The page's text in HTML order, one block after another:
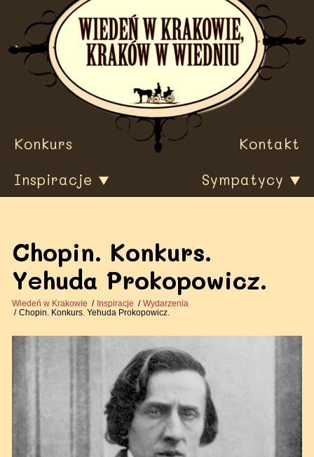
treści
Konkurs
Inspiracje
Sympatycy
Kontakt
Chopin. Konkurs.
Yehuda Prokopowicz.
Wiedeń w Krakowie Inspiracje
Wydarzenia
Chopin. Konkurs. Yehuda Prokopowicz.